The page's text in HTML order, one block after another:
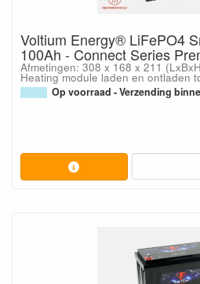
Voltium Energy® LiFePO4
100Ah - Connect Series
Afmetingen: 308 x 168 x 211
Heating module laden en ontladen
Op voorraad - Verzending